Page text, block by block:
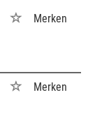
Merken
Merken